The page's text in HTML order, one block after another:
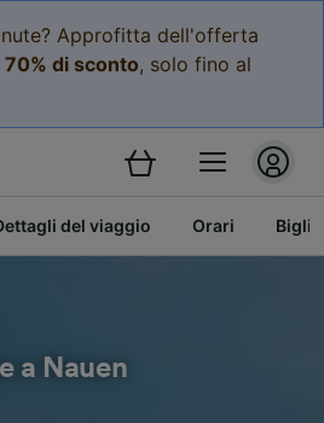
Approfitta dell'offerta
70% di sconto, solo fino al
del viaggio Orari
a Nauen